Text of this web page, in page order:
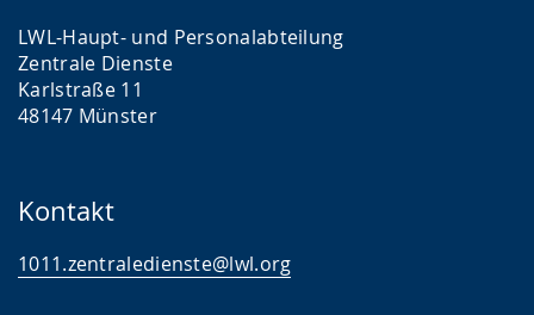
i
r
d
a
g
z
LWL-Haupt- und Personalabteilung
Zentrale Dienste
Karlstraße 11
48147 Münster
Kontakt
1011.zentraledienste@lwl.org